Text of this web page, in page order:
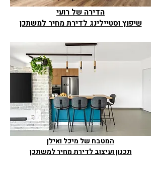
הדירה של רועי
שיפוץ וסטיילינג לדירת מחיר למשתכן
המטבח של מיכל ואילן
תכנון ועיצוב לדירת מחיר למשתכן